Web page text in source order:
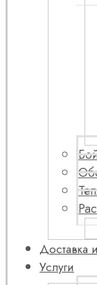
Доставка
Услуги